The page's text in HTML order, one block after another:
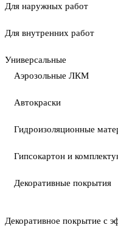
Для наружных работ
Для внутренних работ
Универсальные
Аэрозольные ЛКМ
Автокраски
Гидроизоляционные
Гипсокартон и
Декоративные покрытия
Декоративное покрытие с